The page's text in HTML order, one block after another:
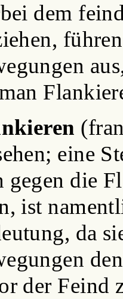
dem
eine
gegen die
ist
da
der Feind